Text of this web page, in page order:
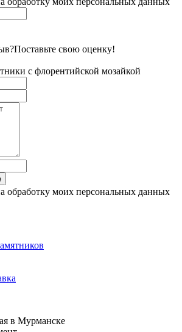
Поставьте свою оценку!
с флорентийской мозайкой
обработку моих персональных данных
в Мурманске